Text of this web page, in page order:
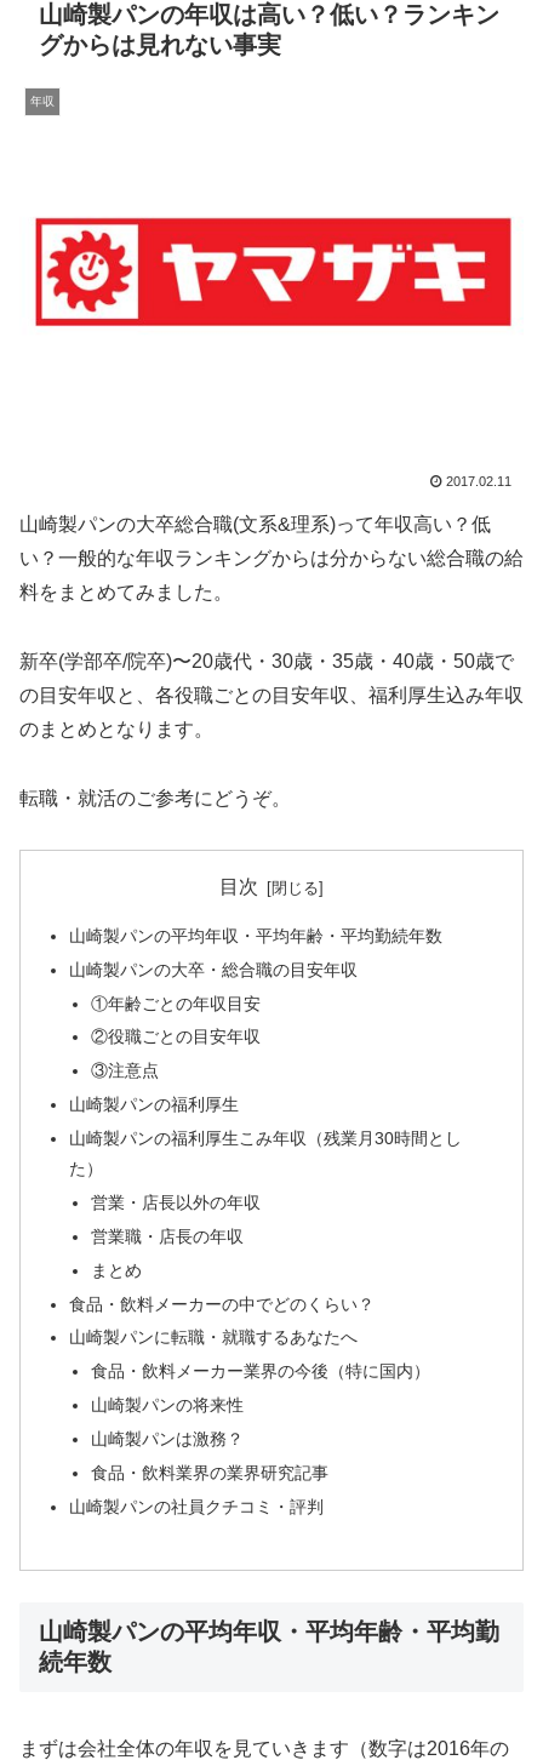
山崎製パンの年収は高い？低い？ランキン
グからは見れない事実
年収
2017.02.11
山崎製パンの大卒総合職(文系&理系)って年収高い？低
い？一般的な年収ランキングからは分からない総合職の給
料をまとめてみました。
新卒(学部卒/院卒)〜20歳代・30歳・35歳・40歳・50歳で
の目安年収と、各役職ごとの目安年収、福利厚生込み年収
のまとめとなります。
転職・就活のご参考にどうぞ。
目次
山崎製パンの平均年収・平均年齢・平均勤続年数
山崎製パンの大卒・総合職の目安年収
①年齢ごとの年収目安
②役職ごとの目安年収
③注意点
山崎製パンの福利厚生
山崎製パンの福利厚生こみ年収（残業月30時間とし
た）
営業・店長以外の年収
営業職・店長の年収
まとめ
食品・飲料メーカーの中でどのくらい？
山崎製パンに転職・就職するあなたへ
食品・飲料メーカー業界の今後（特に国内）
山崎製パンの将来性
山崎製パンは激務？
食品・飲料業界の業界研究記事
山崎製パンの社員クチコミ・評判
山崎製パンの平均年収・平均年齢・平均勤
続年数
まずは会社全体の年収を見ていきます（数字は2016年の